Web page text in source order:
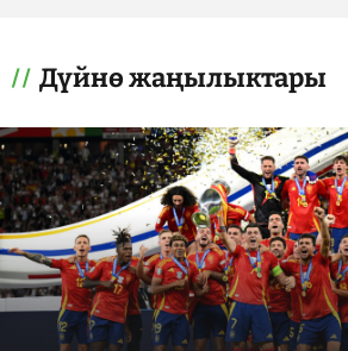
Дүйнө жаңылыктары